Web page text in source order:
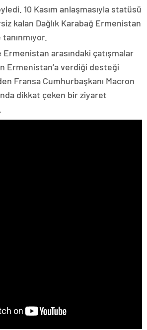
10 Kasım anlaşmasıyla statüsü
kalan Dağlık Karabağ Ermenistan
Ermenistan arasındaki çatışmalar
Ermenistan’a verdiği desteği
Fransa Cumhurbaşkanı Macron
dikkat çeken bir ziyaret